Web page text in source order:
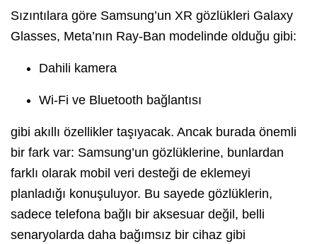
Sızıntılara göre Samsung’un XR gözlükleri Galaxy
Glasses, Meta’nın Ray-Ban modelinde olduğu gibi:
Dahili kamera
Wi-Fi ve Bluetooth bağlantısı
gibi akıllı özellikler taşıyacak. Ancak burada önemli
bir fark var: Samsung’un gözlüklerine, bunlardan
farklı olarak mobil veri desteği de eklemeyi
planladığı konuşuluyor. Bu sayede gözlüklerin,
sadece telefona bağlı bir aksesuar değil, belli
senaryolarda daha bağımsız bir cihaz gibi